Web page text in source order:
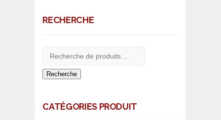
RECHERCHE
Recherche
CATÉGORIES PRODUIT